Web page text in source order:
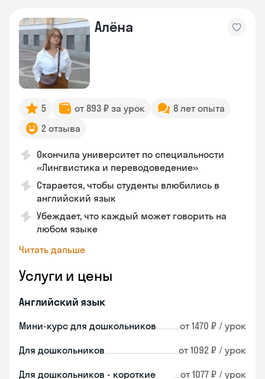
Алёна
5 от 893 ₽ за урок
8 лет опыта
2 отзыва
Окончила университет по специальности
«Лингвистика и переводоведение»
Старается, чтобы студенты влюбились в
английский язык
Убеждает, что каждый может говорить на
любом языке
Читать дальше
Услуги и цены
Английский язык
Мини-курс для дошкольников от 1470 ₽ / урок
Для дошкольников от 1092 ₽ / урок
Для дошкольников - короткие
от 1077 ₽ / урок